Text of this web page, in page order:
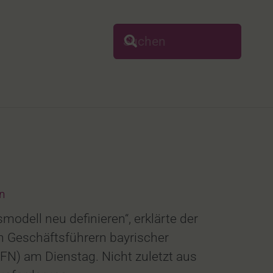
neu definieren“, erklärte der
Geschäftsführern bayrischer
am Dienstag. Nicht zuletzt aus